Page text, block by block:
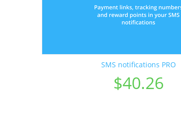
SMS notifications PRO
$40.26